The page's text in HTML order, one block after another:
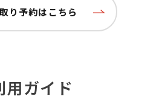
り予約はこちら
用ガイド